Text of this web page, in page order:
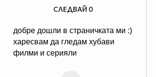
добре дошли в страничката ми :)
харесвам да гледам хубави
филми и серияли
СЛЕДВАЙ 0